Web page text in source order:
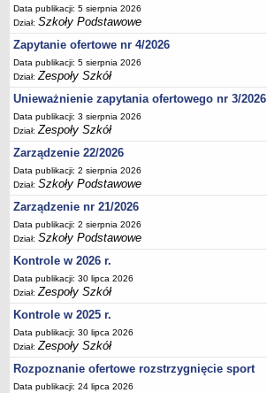
Majątek
Godziny dyżurów
Ogłoszenie
Zarządzenia
Kontrole
Rejestry, ewidencje, archiwa
Sprawozdania
Deklaracja dostępności
PORADNIE PSYCHOLOGICZNO-PEDAGOGICZNE
Zespół Poradni
BIURO FINANSÓW OŚWIATY
Dane podstawowe
Majątek
Godziny dyżurów
Ogłoszenia
Zarządzenia
Rejestry, ewidencje, archiwa
Data publikacji: 5 sierpnia 2026
Dział:Szkoły Podstawowe
Zapytanie ofertowe nr 4/2026
Data publikacji: 5 sierpnia 2026
Dział:Zespoły Szkół
Unieważnienie zapytania ofertowego nr 3/2026
Data publikacji: 3 sierpnia 2026
Dział:Zespoły Szkół
Zarządzenie 22/2026
Data publikacji: 2 sierpnia 2026
Dział:Szkoły Podstawowe
Zarządzenie nr 21/2026
Data publikacji: 2 sierpnia 2026
Dział:Szkoły Podstawowe
Kontrole w 2026 r.
Data publikacji: 30 lipca 2026
Dział:Zespoły Szkół
Kontrole w 2025 r.
Data publikacji: 30 lipca 2026
Dział:Zespoły Szkół
Rozpoznanie ofertowe rozstrzygnięcie sport
Data publikacji: 24 lipca 2026